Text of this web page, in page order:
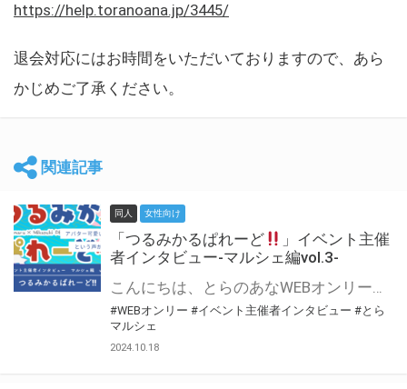
https://help.toranoana.jp/3445/
退会対応にはお時間をいただいておりますので、あら
かじめご了承ください。
関連記事
同人 女性向け
「つるみかるぱれーど
」イベント主催
者インタビュー-マルシェ編vol.3-
こんにちは、とらのあなWEBオンリー運営スタッフです。 新たにお届けする、イベント主催者インタビュー-マルシェ編-は、 とらのあなWEBオンリー「マルシェ」をご利用した主催様に 「マルシェ」を使って開催した感想や心がけをお聞きする企画です。 今回は、WEBオンリー初開催「つるみかるぱれーど
#WEBオンリー #イベント主催者インタビュー #とら
マルシェ
2024.10.18